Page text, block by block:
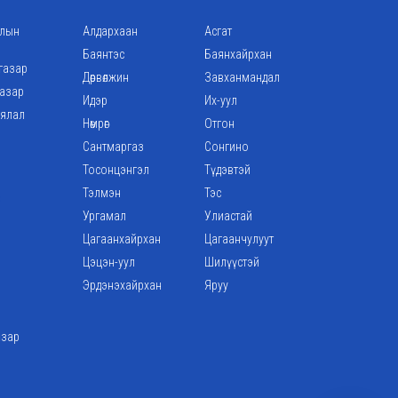
Алдархаан
Асгат
Баянтэс
Баянхайрхан
Дөрвөлжин
Завханмандал
Идэр
Их-уул
Нөмрөг
Отгон
Сантмаргаз
Сонгино
Тосонцэнгэл
Түдэвтэй
Тэлмэн
Тэс
Ургамал
Улиастай
Цагаанхайрхан
Цагаанчулуут
Цэцэн-уул
Шилүүстэй
Эрдэнэхайрхан
Яруу